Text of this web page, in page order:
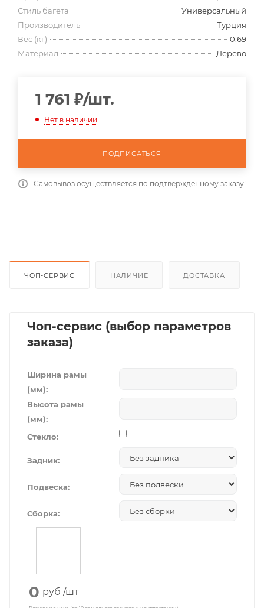
Стиль багета
Универсальный
Производитель
Турция
Вес (кг)
0.69
Материал
Дерево
1 761 ₽/шт.
Нет в наличии
ПОДПИСАТЬСЯ
Самовывоз осуществляется по подтвержденному заказу!
ЧОП-СЕРВИС НАЛИЧИЕ ДОСТАВКА
Чоп-сервис (выбор параметров
заказа)
Ширина рамы
(мм):
Высота рамы
(мм):
Стекло:
Задник:
Подвеска:
Сборка:
0 руб /шт